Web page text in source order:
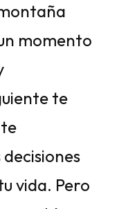
momento
te
vida. Pero